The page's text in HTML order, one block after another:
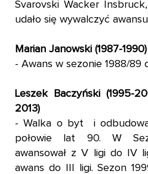
Svarovski Wacker
udało się wywalczyć awansu
Marian Janowski (1987-1990)
- Awans w sezonie 1988/89
Leszek Baczyński (1995-
2013)
- Walka o byt i
połowie lat 90. W
awansował z V ligi do IV
awans do III ligi. Sezon